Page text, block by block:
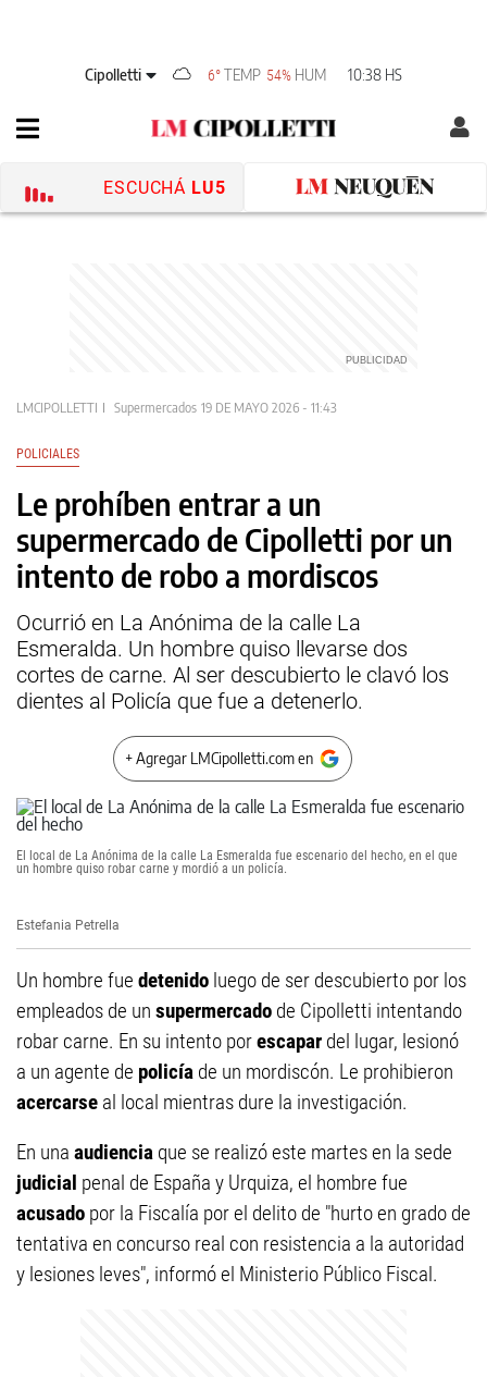
Cipolletti 6° TEMP 54% HUM 10:38 HS
ESCUCHÁ LU5
LMCIPOLLETTI Supermercados 19 DE MAYO 2026 - 11:43
POLICIALES
Le prohíben entrar a un
supermercado de Cipolletti por un
intento de robo a mordiscos
Ocurrió en La Anónima de la calle La
Esmeralda. Un hombre quiso llevarse dos
cortes de carne. Al ser descubierto le clavó los
dientes al Policía que fue a detenerlo.
+ Agregar LMCipolletti.com en
El local de La Anónima de la calle La Esmeralda fue escenario del hecho, en el que
un hombre quiso robar carne y mordió a un policía.
Estefania Petrella
Un hombre fue detenido luego de ser descubierto por los
empleados de un supermercado de Cipolletti intentando
robar carne. En su intento porescapar del lugar, lesionó
a un agente de policía de un mordiscón. Le prohibieron
acercarse al local mientras dure la investigación.
En una audiencia que se realizó este martes en la sede
judicial penal de España y Urquiza, el hombre fue
acusado por la Fiscalía por el delito de "hurto en grado de
tentativa en concurso real con resistencia a la autoridad
y lesiones leves", informó el Ministerio Público Fiscal.